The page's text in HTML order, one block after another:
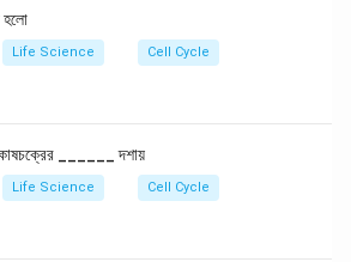
হলো
Life Science Cell Cycle
কোষচক্রের ______ দশায়
Life Science Cell Cycle